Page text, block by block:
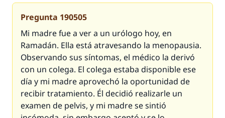
Pregunta 190505
Mi madre fue a ver a un urólogo hoy, en
Ramadán. Ella está atravesando la menopausia.
Observando sus síntomas, el médico la derivó
con un colega. El colega estaba disponible ese
día y mi madre aprovechó la oportunidad de
recibir tratamiento. Él decidió realizarle un
examen de pelvis, y mi madre se sintió